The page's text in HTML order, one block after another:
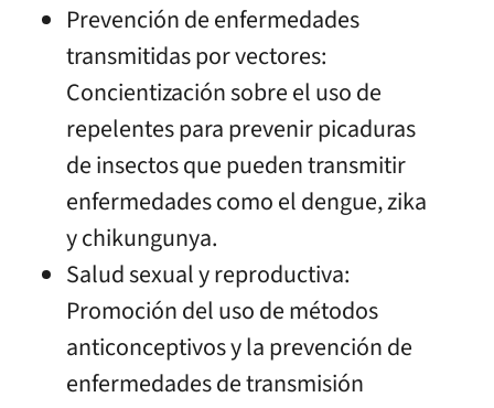
Prevención de enfermedades
transmitidas por vectores:
Concientización sobre el uso de
repelentes para prevenir picaduras
de insectos que pueden transmitir
enfermedades como el dengue, zika
y chikungunya.
Salud sexual y reproductiva:
Promoción del uso de métodos
anticonceptivos y la prevención de
enfermedades de transmisión